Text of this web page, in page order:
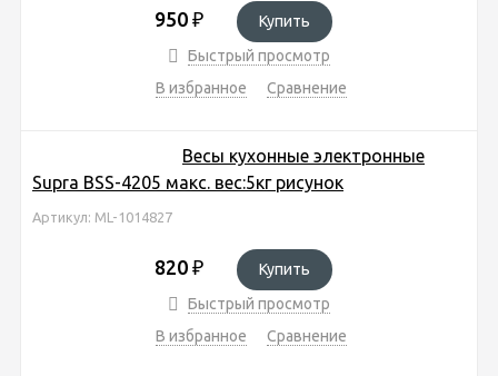
950 ₽
Купить
Быстрый просмотр
В избранное
Сравнение
Весы кухонные электронные
Supra BSS-4205 макс. вес:5кг рисунок
Артикул: ML-1014827
820 ₽
Купить
Быстрый просмотр
В избранное
Сравнение